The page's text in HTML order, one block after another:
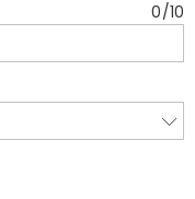
0/10